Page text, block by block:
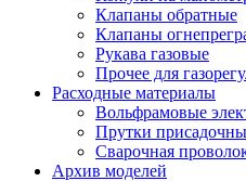
Клапаны обратные
Клапаны
Рукава газовые
Прочее для
Расходные материалы
Вольфрамовые
Прутки
Сварочная
Архив моделей